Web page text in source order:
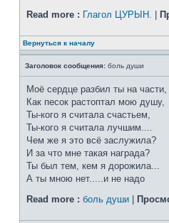
Read more : Глагол ЦУРЫН.
Вернуться к началу
Заголовок сообщения: боль души
Моё сердце разбил ты на части,
Как песок растоптал мою душу,
Ты-кого я считала счастьем,
Ты-кого я считала лучшим....
Чем же я это всё заслужила?
И за что мне такая награда?
Ты был тем, кем я дорожила...
А ты мною нет.....и не надо
Read more : боль души